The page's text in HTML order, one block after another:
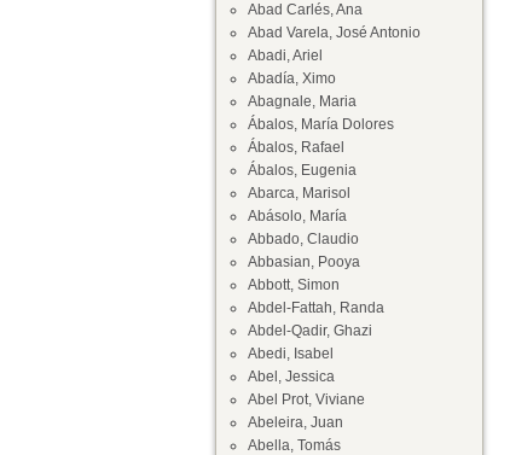
Abad Carlés, Ana
Abad Varela, José Antonio
Abadi, Ariel
Abadía, Ximo
Abagnale, Maria
Ábalos, María Dolores
Ábalos, Rafael
Ábalos, Eugenia
Abarca, Marisol
Abásolo, María
Abbado, Claudio
Abbasian, Pooya
Abbott, Simon
Abdel-Fattah, Randa
Abdel-Qadir, Ghazi
Abedi, Isabel
Abel, Jessica
Abel Prot, Viviane
Abeleira, Juan
Abella, Tomás